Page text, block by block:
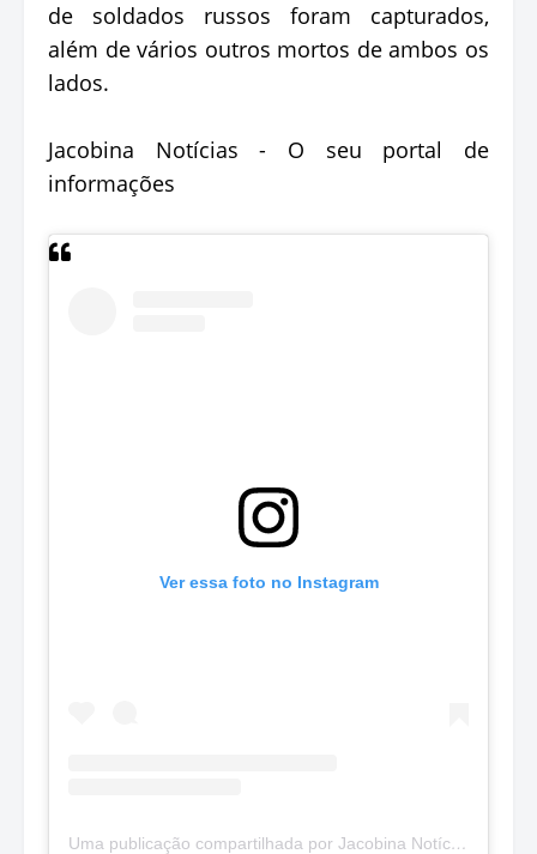
de soldados russos foram capturados,
além de vários outros mortos de ambos os
lados.
Jacobina Notícias - O seu portal de
informações
Ver essa foto no Instagram
Uma publicação compartilhada por Jacobina Notícias (@jacobinanoticias)